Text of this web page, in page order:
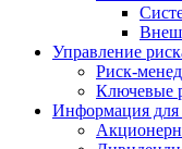
Управление
Риск-
Ключевые
Информация для